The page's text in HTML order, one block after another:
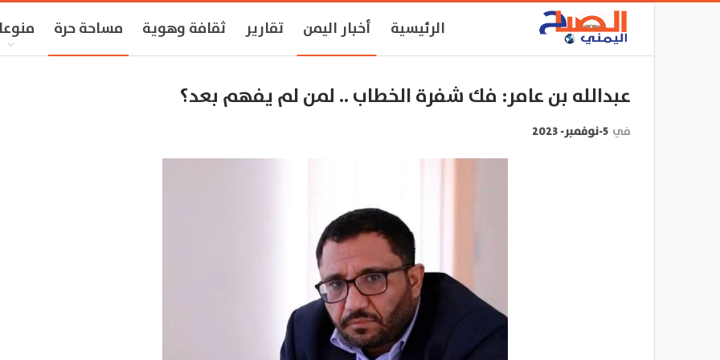
الرئيسية أخبار اليمن تقارير ثقافة وهوية مساحة حرة
عبدالله بن عامر: فك شفرة الخطاب .. لمن لم يفهم بعد؟
في 5-نوفمبر- 2023